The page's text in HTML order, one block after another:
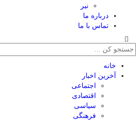
نیر
درباره ما
تماس با ما
خانه
آخرین اخبار
اجتماعی
اقتصادی
سیاسی
فرهنگی